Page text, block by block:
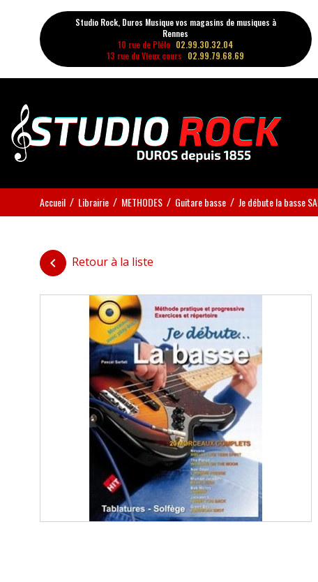
Studio Rock, Duros Musique vos magasins de musiques à
Rennes
10 rue de Plélo 02.99.30.32.04
13 rue du Vieux cours 02.99.79.68.69
Accueil Librairie METHODES Guitare basse Je débute la basse
 Retour à la liste